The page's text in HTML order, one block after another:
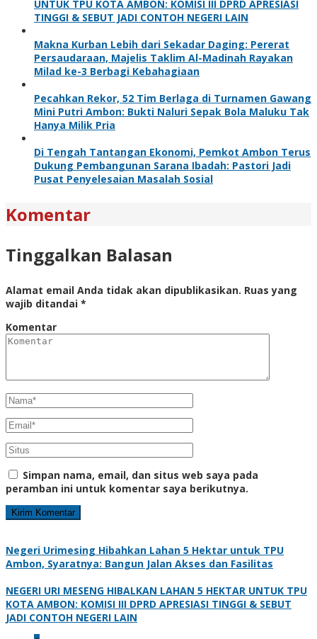
UNTUK TPU KOTA AMBON: KOMISI III DPRD APRESIASI
TINGGI & SEBUT JADI CONTOH NEGERI LAIN
Makna Kurban Lebih dari Sekadar Daging: Pererat
Persaudaraan, Majelis Taklim Al-Madinah Rayakan
Milad ke-3 Berbagi Kebahagiaan
Pecahkan Rekor, 52 Tim Berlaga di Turnamen Gawang
Mini Putri Ambon: Bukti Naluri Sepak Bola Maluku Tak
Hanya Milik Pria
Di Tengah Tantangan Ekonomi, Pemkot Ambon Terus
Dukung Pembangunan Sarana Ibadah: Pastori Jadi
Pusat Penyelesaian Masalah Sosial
Komentar
Tinggalkan Balasan
Alamat email Anda tidak akan dipublikasikan. Ruas yang
wajib ditandai *
Komentar
Simpan nama, email, dan situs web saya pada
peramban ini untuk komentar saya berikutnya.
Negeri Urimesing Hibahkan Lahan 5 Hektar untuk TPU
Ambon, Syaratnya: Bangun Jalan Akses dan Fasilitas
NEGERI URI MESENG HIBALKAN LAHAN 5 HEKTAR UNTUK TPU
KOTA AMBON: KOMISI III DPRD APRESIASI TINGGI & SEBUT
JADI CONTOH NEGERI LAIN